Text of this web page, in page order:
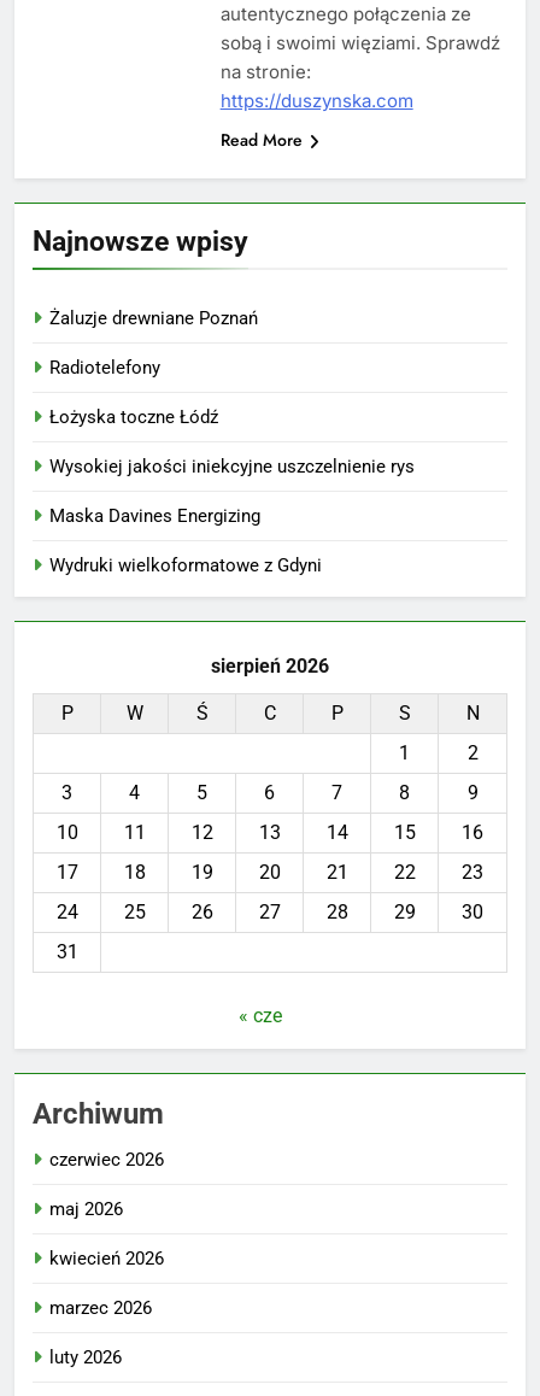
autentycznego połączenia ze
sobą i swoimi więziami. Sprawdź
na stronie:
https://duszynska.com
Read More
Najnowsze wpisy
Żaluzje drewniane Poznań
Radiotelefony
Łożyska toczne Łódź
Wysokiej jakości iniekcyjne uszczelnienie rys
Maska Davines Energizing
Wydruki wielkoformatowe z Gdyni
sierpień 2026
P W Ś C P S
N
1
2
3
4 5 6 7 8
9
10
11 12 13 14 15
16
17
18 19 20 21 22
23
24
25 26 27 28 29
30
31
« cze
Archiwum
czerwiec 2026
maj 2026
kwiecień 2026
marzec 2026
luty 2026